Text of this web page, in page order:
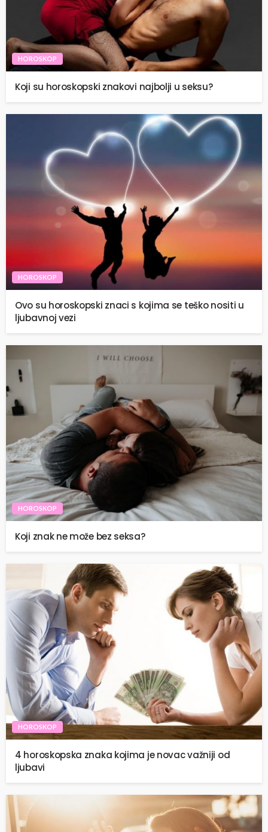
HOROSKOP
Koji su horoskopski znakovi najbolji u seksu?
HOROSKOP
Ovo su horoskopski znaci s kojima se teško nositi u
ljubavnoj vezi
HOROSKOP
Koji znak ne može bez seksa?
HOROSKOP
4 horoskopska znaka kojima je novac važniji od
ljubavi